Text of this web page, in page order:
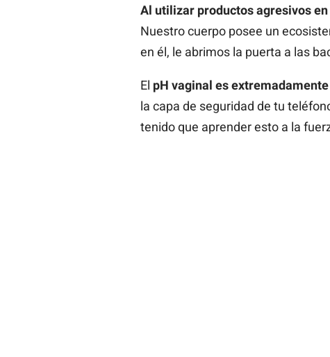
Al utilizar productos agresivos
Nuestro cuerpo posee un
en él, le abrimos la puerta a las
El pH vaginal es
la capa de seguridad de tu
tenido que aprender esto a la